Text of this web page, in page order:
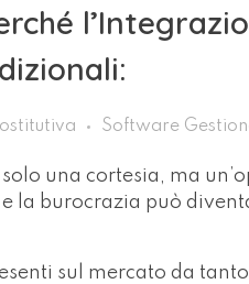
Software
una cortesia, ma
la burocrazia può
sul mercato da